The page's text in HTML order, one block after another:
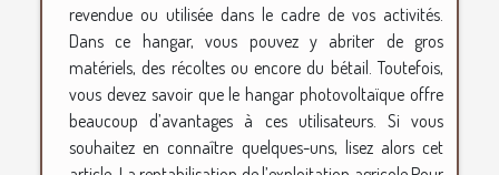
revendue ou utilisée dans le cadre de vos activités.
Dans ce hangar, vous pouvez y abriter de gros
matériels, des récoltes ou encore du bétail. Toutefois,
vous devez savoir que le hangar photovoltaïque offre
beaucoup d’avantages à ces utilisateurs. Si vous
souhaitez en connaître quelques-uns, lisez alors cet